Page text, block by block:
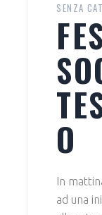
SENZA
O
In
ad una